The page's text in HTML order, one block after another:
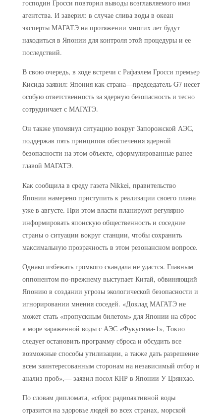
господин Гросси повторил выводы возглавляемого ими
агентства. И заверил: в случае слива воды в океан
эксперты МАГАТЭ на протяжении многих лет будут
находиться в Японии для контроля этой процедуры и ее
последствий.
В свою очередь, в ходе встречи с Рафаэлем Гросси премьер
Кисида заявил: Япония как страна—председатель G7 несет
особую ответственность за ядерную безопасность и тесно
сотрудничает с МАГАТЭ.
Он также упомянул ситуацию вокруг Запорожской АЭС,
поддержав пять принципов обеспечения ядерной
безопасности на этом объекте, сформулированные ранее
главой МАГАТЭ.
Как сообщила в среду газета Nikkei, правительство
Японии намерено приступить к реализации своего плана
уже в августе. При этом власти планируют регулярно
информировать японскую общественность и соседние
страны о ситуации вокруг станции, чтобы сохранить
максимальную прозрачность в этом резонансном вопросе.
Однако избежать громкого скандала не удастся. Главным
оппонентом по-прежнему выступает Китай, обвиняющий
Японию в создании угрозы экологической безопасности и
игнорировании мнения соседей. «Доклад МАГАТЭ не
может стать «пропускным билетом» для Японии на сброс
в море зараженной воды с АЭС «Фукусима-1», Токио
следует остановить программу сброса и обсудить все
возможные способы утилизации, а также дать разрешение
всем заинтересованным сторонам на независимый отбор и
анализ проб»,— заявил посол КНР в Японии У Цзянхао.
По словам дипломата, «сброс радиоактивной воды
отразится на здоровье людей во всех странах, морской